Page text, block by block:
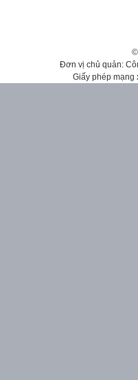
Đơn vị chủ quản:
Giấy phép mạng